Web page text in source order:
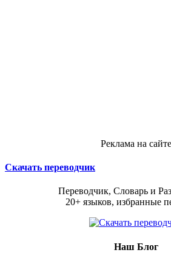
Реклама на сайте
Скачать переводчик
Переводчик, Словарь и
20+ языков, избранные
Наш Блог